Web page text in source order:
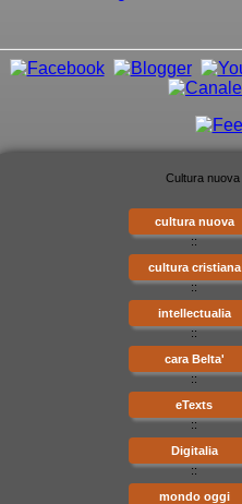
cultura nuova
::
cultura cristiana
::
intellectualia
::
cara Belta'
::
eTexts
::
Digitalia
::
mondo oggi